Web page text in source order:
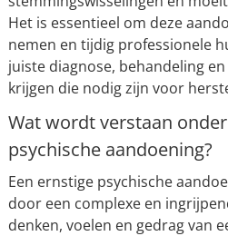
Het is essentieel om deze
nemen en tijdig professionele
juiste diagnose, behandeling
krijgen die nodig zijn voor
Wat wordt verstaan
psychische aandoening?
Een ernstige psychische
door een complexe en
denken, voelen en gedrag van